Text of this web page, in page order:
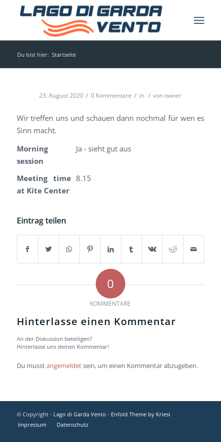
Du bist hier: Startseite
23. August 2020 / 0 Kommentare / in / vonowner
Wir treffen uns und schauen dann nochmal für wen es
Sinn macht.
Morning
session
Ja - sieht gut aus
Meeting time
at Kite Center
8.15
Eintrag teilen
0
KOMMENTARE
Hinterlasse einen Kommentar
An der Diskussion beteiligen?
Hinterlasse uns deinen Kommentar!
Du musstangemeldetsein, um einen Kommentar abzugeben.
© Copyright - Lago di Garda Vento - Enfold Theme by Kriesi
Impressum
Datenschutz